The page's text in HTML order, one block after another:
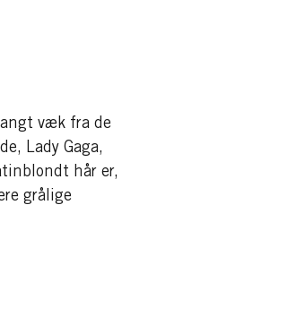
væk fra de
Lady Gaga,
hår er,
grålige